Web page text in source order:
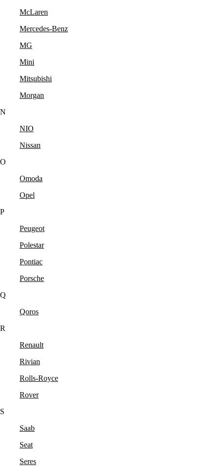
McLaren
Mercedes-Benz
MG
Mini
Mitsubishi
Morgan
N
NIO
Nissan
O
Omoda
Opel
P
Peugeot
Polestar
Pontiac
Porsche
Q
Qoros
R
Renault
Rivian
Rolls-Royce
Rover
S
Saab
Seat
Seres